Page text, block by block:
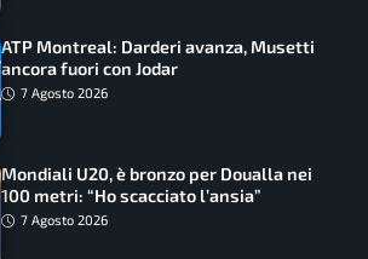
ATP Montreal: Darderi avanza, Musetti
ancora fuori con Jodar
7 Agosto 2026
Mondiali U20, è bronzo per Doualla nei
100 metri: “Ho scacciato l’ansia”
7 Agosto 2026